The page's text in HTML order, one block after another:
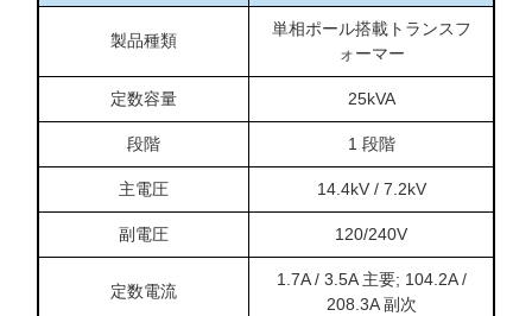
製品種類
単相ポール搭載トランスフ
ォーマー
定数容量 25kVA
段階 1 段階
主電圧 14.4kV / 7.2kV
副電圧 120/240V
定数電流
1.7A / 3.5A 主要; 104.2A /
208.3A 副次